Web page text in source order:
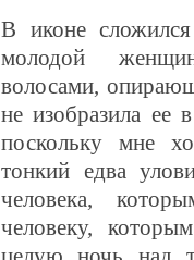
В иконе
молодой
волосами,
не изобразила ее
поскольку мне
тонкий едва
человека,
человеку,